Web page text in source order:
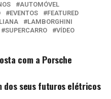
AUTOMÓVEL
EVENTOS
FEATURED
LAMBORGHINI
SUPERCARRO VÍDEO
com a Porsche
dos seus futuros elétricos